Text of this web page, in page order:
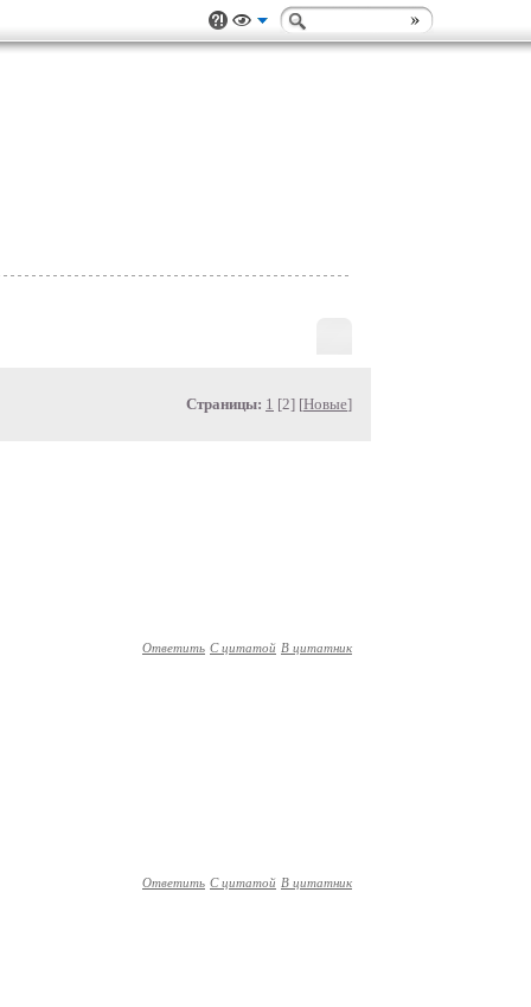
Страницы: 1 [2] [Новые]
Ответить С цитатой В цитатник
Ответить С цитатой В цитатник